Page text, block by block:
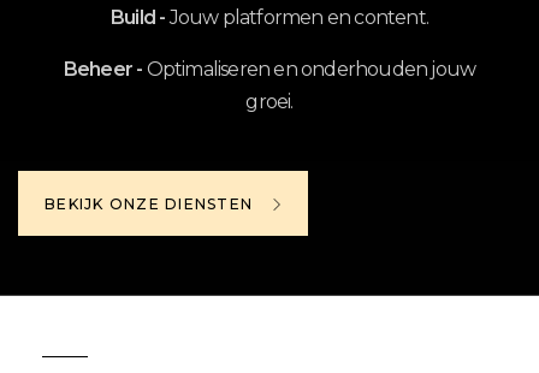
Build -Jouw platformen en content.
Beheer - Optimaliseren en onderhouden jouw
groei.
BEKIJK ONZE DIENSTEN